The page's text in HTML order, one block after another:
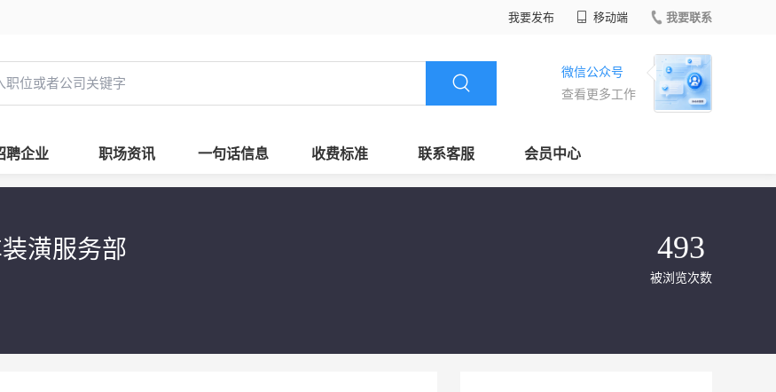
我要发布 移动端 我要联系
微信公众号
查看更多工作
聘企业 职场资讯 一句话信息 收费标准 联系客服 会员中心
潢服务部 493
被浏览次数